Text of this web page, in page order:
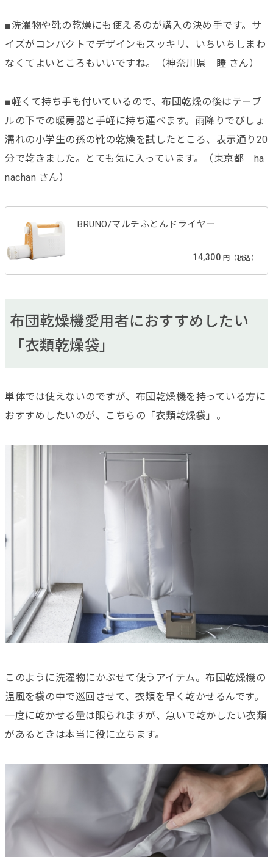
■洗濯物や靴の乾燥にも使えるのが購入の決め手です。サ
イズがコンパクトでデザインもスッキリ、いちいちしまわ
なくてよいところもいいですね。（神奈川県 睡 さん）
■軽くて持ち手も付いているので、布団乾燥の後はテーブ
ルの下での暖房器と手軽に持ち運べます。雨降りでびしょ
濡れの小学生の孫の靴の乾燥を試したところ、表示通り20
分で乾きました。とても気に入っています。（東京都 ha
nachan さん）
BRUNO/マルチふとんドライヤー
14,300 円（税込）
布団乾燥機愛用者におすすめしたい
「衣類乾燥袋」
単体では使えないのですが、布団乾燥機を持っている方に
おすすめしたいのが、こちらの「衣類乾燥袋」。
このように洗濯物にかぶせて使うアイテム。布団乾燥機の
温風を袋の中で巡回させて、衣類を早く乾かせるんです。
一度に乾かせる量は限られますが、急いで乾かしたい衣類
があるときは本当に役に立ちます。